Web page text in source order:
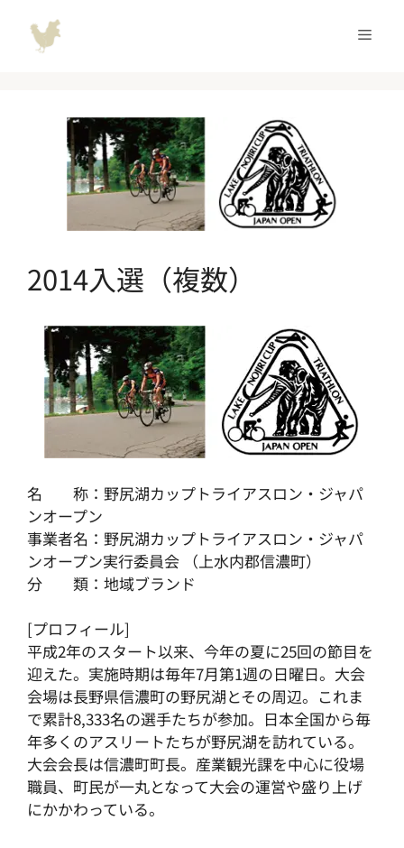
メ
2014入選（複数）
名 称：野尻湖カップトライアスロン・ジャパ
ンオープン
事業者名：野尻湖カップトライアスロン・ジャパ
ンオープン実行委員会 （上水内郡信濃町）
分 類：地域ブランド
[プロフィール]
平成2年のスタート以来、今年の夏に25回の節目を
迎えた。実施時期は毎年7月第1週の日曜日。大会
会場は長野県信濃町の野尻湖とその周辺。これま
で累計8,333名の選手たちが参加。日本全国から毎
年多くのアスリートたちが野尻湖を訪れている。
大会会長は信濃町町長。産業観光課を中心に役場
職員、町民が一丸となって大会の運営や盛り上げ
にかかわっている。